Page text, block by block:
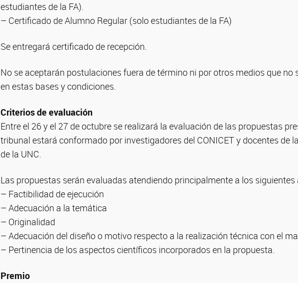
estudiantes de la FA).
– Certificado de Alumno Regular (solo estudiantes de la FA)
Se entregará certificado de recepción.
No se aceptarán postulaciones fuera de término ni por otros medios que no
en estas bases y condiciones.
Criterios de evaluación
Entre el 26 y el 27 de octubre se realizará la evaluación de las propuestas
tribunal estará conformado por investigadores del CONICET y docentes de
de la UNC.
Las propuestas serán evaluadas atendiendo principalmente a los siguientes
– Factibilidad de ejecución
– Adecuación a la temática
– Originalidad
– Adecuación del diseño o motivo respecto a la realización técnica con el
– Pertinencia de los aspectos científicos incorporados en la propuesta.
Premio